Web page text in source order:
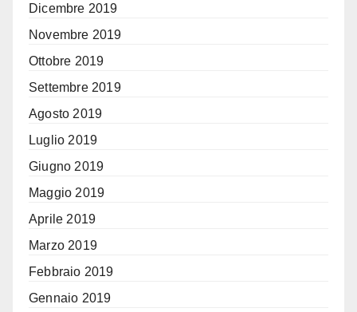
Dicembre 2019
Novembre 2019
Ottobre 2019
Settembre 2019
Agosto 2019
Luglio 2019
Giugno 2019
Maggio 2019
Aprile 2019
Marzo 2019
Febbraio 2019
Gennaio 2019